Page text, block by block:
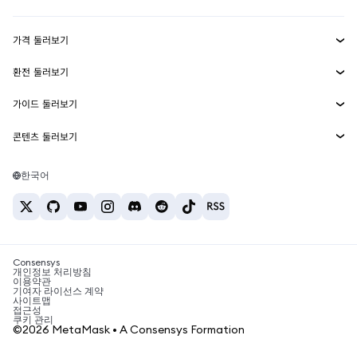
MetaMask Connect
Snaps
웹3 서비스
보안
고객 지원
채용
가격 둘러보기
이더리움 가격
솔라나 가격
테더 가격
환전 둘러보기
ETH를 USD로 환전
USDT를 INR로 환전
BTC를 INR로 환전
ETH를 USDT로 환전
가이드 둘러보기
ETH 매수
USDT 매수
SHIB 매수
BNB 매수
콘텐츠 둘러보기
솔라나 지갑
암호화폐 세금 뉴스
암호화폐 매수 방법
비트코인 매도 방법
한국어
Consensys
개인정보 처리방침
이용약관
기여자 라이선스 계약
사이트맵
접근성
쿠키 관리
©2026 MetaMask • A Consensys Formation